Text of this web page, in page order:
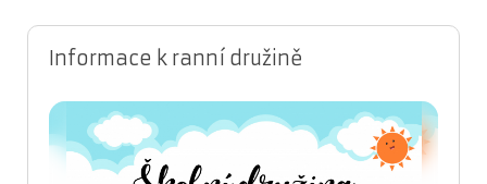
Informace k ranní družině